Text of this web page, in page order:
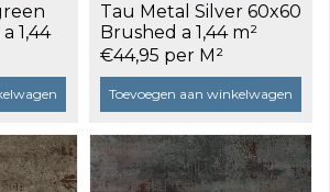
1,44
Tau Metal Silver 60x60
Brushed a 1,44 m²
€44,95 per M²
Toevoegen aan winkelwagen